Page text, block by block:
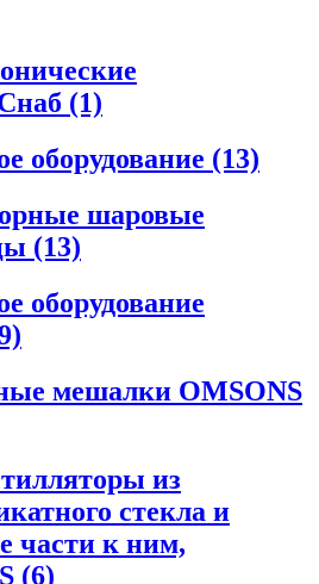
(1)
оборудование (13)
шаровые
(13)
оборудование
мешалки OMSONS
из
стекла и
части к ним,
(6)